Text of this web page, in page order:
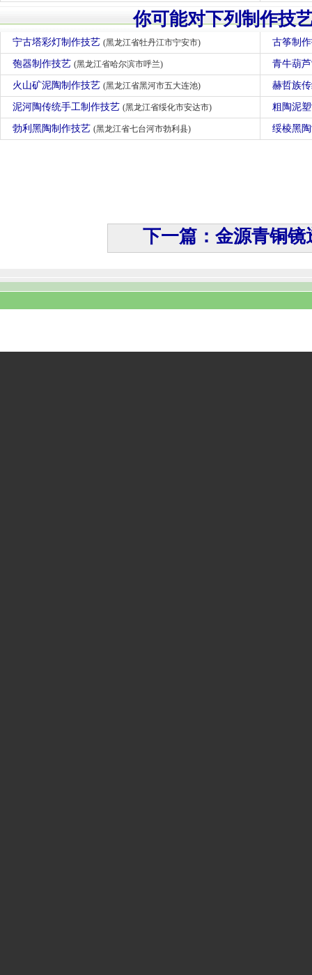
你可能对下列制作技
宁古塔彩灯制作技艺 (黑龙江省牡丹江市宁安市) 古筝制
匏器制作技艺 (黑龙江省哈尔滨市呼兰) 青牛葫
火山矿泥陶制作技艺 (黑龙江省黑河市五大连池) 赫哲族
泥河陶传统手工制作技艺 (黑龙江省绥化市安达市) 粗陶泥
勃利黑陶制作技艺 (黑龙江省七台河市勃利县) 绥棱黑
下一篇：金源青铜镜